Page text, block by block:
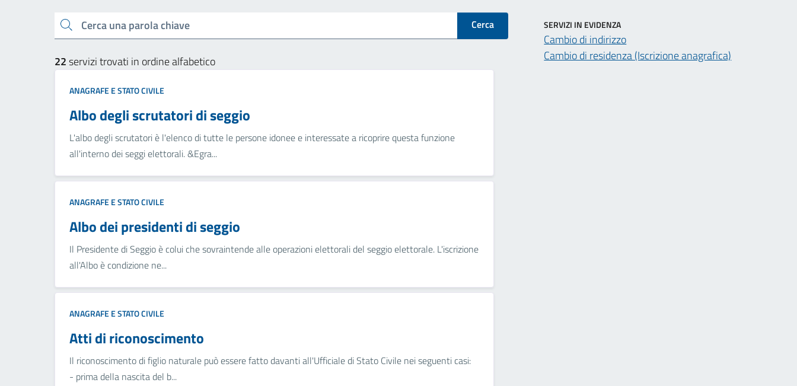
Cerca una parola chiave Cerca
22servizi trovati in ordine alfabetico
ANAGRAFE E STATO CIVILE
Albo degli scrutatori di seggio
L'albo degli scrutatori è l'elenco di tutte le persone idonee e interessate a ricoprire questa funzione
all'interno dei seggi elettorali. &Egra...
ANAGRAFE E STATO CIVILE
Albo dei presidenti di seggio
Il Presidente di Seggio è colui che sovraintende alle operazioni elettorali del seggio elettorale. L'iscrizione
all'Albo è condizione ne...
ANAGRAFE E STATO CIVILE
Atti di riconoscimento
Il riconoscimento di figlio naturale può essere fatto davanti all'Ufficiale di Stato Civile nei seguenti casi:
- prima della nascita del b...
SERVIZI IN EVIDENZA
Cambio di indirizzo
Cambio di residenza (Iscrizione anagrafica)